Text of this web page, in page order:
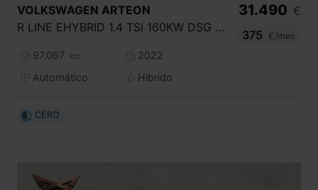
VOLKSWAGEN ARTEON
R LINE EHYBRID 1.4 TSI 160KW DSG S BRAKE
97.067 km
2022
Automático
Híbrido
31.490 €
375
€/mes
CERO